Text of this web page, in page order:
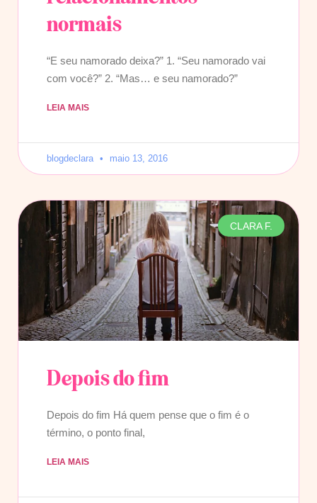
normais
“E seu namorado deixa?” 1. “Seu namorado vai
com você?” 2. “Mas… e seu namorado?”
LEIA MAIS
blogdeclara maio 13, 2016
CLARA F.
Depois do fim
Depois do fim Há quem pense que o fim é o
término, o ponto final,
LEIA MAIS